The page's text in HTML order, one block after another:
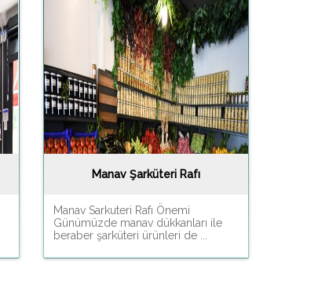
Manav Şarküteri Rafı
Manav Sarkuteri Rafı Önemi
Günümüzde manav dükkanları ile
beraber şarküteri ürünleri de ...